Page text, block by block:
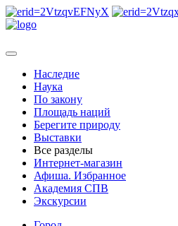
Наследие
Наука
По закону
Площадь наций
Берегите природу
Выставки
Все разделы
Интернет-магазин
Афиша. Избранное
Академия СПВ
Экскурсии